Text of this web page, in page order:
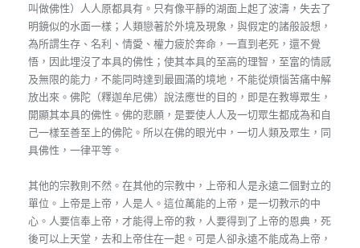
叫做佛性）人人原都具有。只有像平靜的湖面上起了波濤，失去了
明鏡似的水面一樣；人類戀著於外境及現象，與假定的諸般設想，
為所謂生存、名利、情愛、權力疲於奔命，一直到老死，還不覺
悟，因此埋沒了本具的佛性；使其本具的至高的理智，至富的情感
及無限的能力，不能同時達到最圓滿的境地，不能從煩惱苦痛中解
放出來。佛陀（釋迦牟尼佛）說法應世的目的，即是在教導眾生，
開顯其本具的佛性。佛的悲願，是要使人人及一切眾生都成為和自
己一樣至善至上的佛陀。所以在佛的眼光中，一切人類及眾生，同
具佛性，一律平等。
其他的宗教則不然。在其他的宗教中，上帝和人是永遠二個對立的
單位。上帝是上帝，人是人。這位萬能的上帝，是一切教示的中
心。人要信奉上帝，才能得上帝的救，人要得到了上帝的恩典，死
後可以上天堂，去和上帝住在一起。可是人卻永遠不能成為上帝，